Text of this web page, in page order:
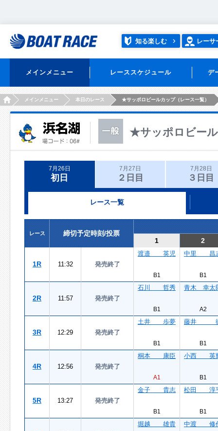
知る楽しむ レーサ
メインメニュー レーススケジュール デ
HOMEメインメニュー 本日のレース ★サッポロビールカップ（レース一覧）
★サッポロビー
7月26日
初日
7月27日
２日目
7月28日
３日目
レース一覧
レース
締切予定時刻/投票
1
2
1R 11:32 発売終了
渡邉 英児
B1
中里 昌
B1
2R 11:57 発売終了
石川 哲秀
B1
青木 幸太
A2
3R 12:29 発売終了
土井 歩夢
B1
藤井
B1
4R 12:56 発売終了
桐本 康臣
A1
小西 英
B1
5R 13:27 発売終了
金子 貴志
B1
松田 淳
B1
堀越 雄貴 中渡 修